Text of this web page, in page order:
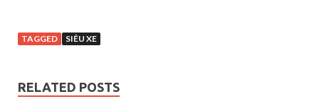
TAGGED SIÊU XE
RELATED POSTS